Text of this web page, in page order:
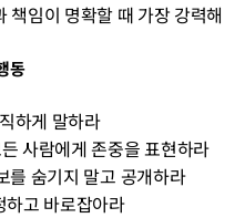
책임이 명확할 때 가장 강력해
동
하게 말하라
사람에게 존중을 표현하라
를 숨기지 말고 공개하라
하고 바로잡아라